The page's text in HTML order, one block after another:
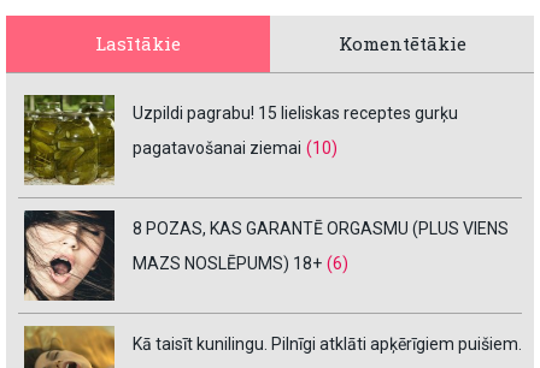
Lasītākie Komentētākie
Uzpildi pagrabu! 15 lieliskas receptes gurķu
pagatavošanai ziemai (10)
8 POZAS, KAS GARANTĒ ORGASMU (PLUS VIENS
MAZS NOSLĒPUMS) 18+ (6)
Kā taisīt kunilingu. Pilnīgi atklāti apķērīgiem puišiem.